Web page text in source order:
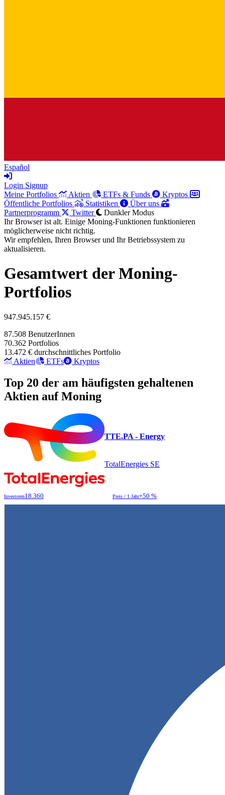
Español
Login Signup
Meine Portfolios
Aktien ETFs & Funds
Kryptos
Öffentliche Portfolios
Statistiken
Über uns
Partnerprogramm
Twitter
Dunkler Modus
Ihr Browser ist alt. Einige Moning-Funktionen funktionieren
möglicherweise nicht richtig.
Wir empfehlen, Ihren Browser und Ihr Betriebssystem zu
aktualisieren.
Gesamtwert der Moning-
Portfolios
947.945.157 €
87.508 BenutzerInnen
70.362 Portfolios
13.472 € durchschnittliches Portfolio
Aktien
ETFs Kryptos
Top 20 der am häufigsten gehaltenen
Aktien auf Moning
TTE.PA - Energy
TotalEnergies SE
Investoren18.360 Preis / 1 Jahr+50 %